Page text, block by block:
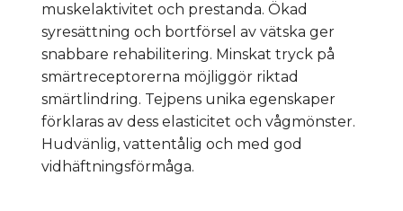
muskelaktivitet och prestanda. Ökad
syresättning och bortförsel av vätska ger
snabbare rehabilitering. Minskat tryck på
smärtreceptorerna möjliggör riktad
smärtlindring. Tejpens unika egenskaper
förklaras av dess elasticitet och vågmönster.
Hudvänlig, vattentålig och med god
vidhäftningsförmåga.